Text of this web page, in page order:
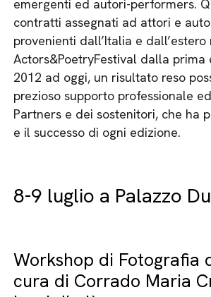
emergenti ed autori-performers.
contratti assegnati ad attori e
provenienti dall’Italia e
Actors&PoetryFestival dalla prima
2012 ad oggi, un risultato reso
prezioso supporto professionale
Partners e dei sostenitori, che ha
e il successo di ogni edizione.
8-9 luglio a Palazzo
Workshop di Fotografia
cura di Corrado Maria